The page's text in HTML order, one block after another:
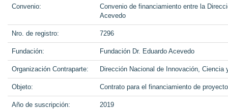
Convenio:
Convenio de financiamiento entre la
Acevedo
Nro. de registro: 7296
Fundación: Fundación Dr. Eduardo Acevedo
Organización Contraparte: Dirección Nacional de Innovación, Ciencia
Objeto: Contrato para el financiamiento de
Año de suscripción: 2019